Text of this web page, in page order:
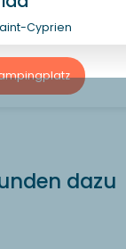
Cyprien
dazu